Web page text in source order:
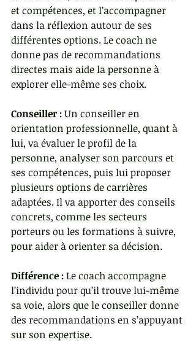
et compétences, et l’accompagner
dans la réflexion autour de ses
différentes options. Le coach ne
donne pas de recommandations
directes mais aide la personne à
explorer elle-même ses choix.
Conseiller : Un conseiller en
orientation professionnelle, quant à
lui, va évaluer le profil de la
personne, analyser son parcours et
ses compétences, puis lui proposer
plusieurs options de carrières
adaptées. Il va apporter des conseils
concrets, comme les secteurs
porteurs ou les formations à suivre,
pour aider à orienter sa décision.
Différence : Le coach accompagne
l’individu pour qu’il trouve lui-même
sa voie, alors que le conseiller donne
des recommandations en s’appuyant
sur son expertise.